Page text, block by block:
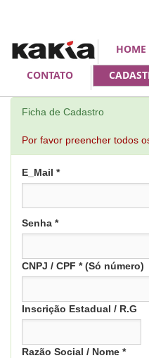
HOME
CONTATO
Ficha de Cadastro
Por favor preencher todos
E_Mail *
Senha *
CNPJ / CPF * (Só número)
Inscrição Estadual / R.G
Razão Social / Nome *